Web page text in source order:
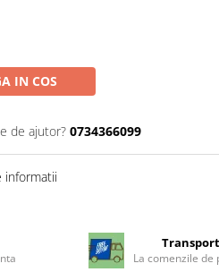
IN COS
de ajutor? 0734366099
informatii
La comenzile de